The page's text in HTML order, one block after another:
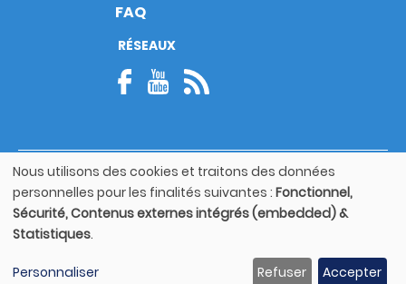
FAQ
RÉSEAUX
© Copyright 2026
Footer
bottom
Mentions légales
Utilisation
des
données
personnelles
et
Nous utilisons des cookies et traitons des données
personnelles pour les finalités suivantes : Fonctionnel,
Sécurité, Contenus externes intégrés (embedded) &
Statistiques.
Personnaliser Refuser Accepter